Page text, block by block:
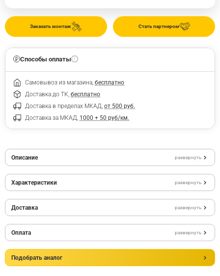
Стать партнером
Заказать монтаж
Способы оплаты
Самовывоз из магазина, бесплатно
Доставка до ТК, бесплатно
Доставка в пределах МКАД, от 500 руб.
Доставка за МКАД, 1000 + 50 руб/км.
Описание развернуть
Характеристики развернуть
Доставка развернуть
Оплата развернуть
Подобрать аналог